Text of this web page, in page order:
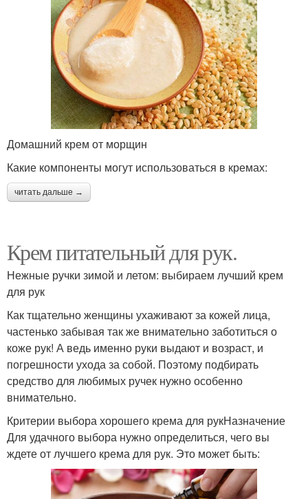
Домашний крем от морщин
Какие компоненты могут использоваться в кремах:
читать дальше →
Крем питательный для рук.
Нежные ручки зимой и летом: выбираем лучший крем
для рук
Как тщательно женщины ухаживают за кожей лица,
частенько забывая так же внимательно заботиться о
коже рук! А ведь именно руки выдают и возраст, и
погрешности ухода за собой. Поэтому подбирать
средство для любимых ручек нужно особенно
внимательно.
Критерии выбора хорошего крема для рукНазначение
Для удачного выбора нужно определиться, чего вы
ждете от лучшего крема для рук. Это может быть: